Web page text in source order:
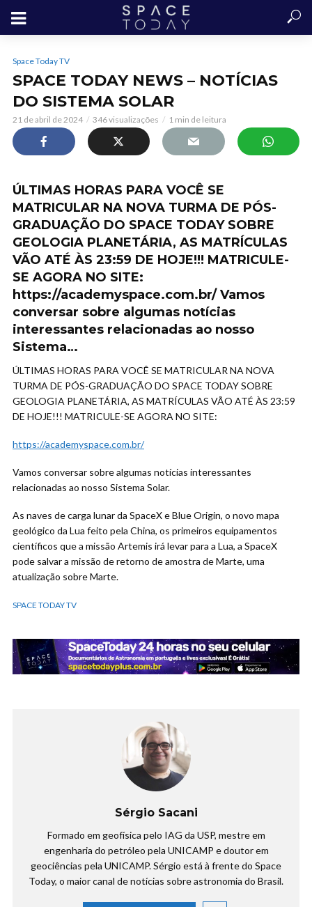
Space Today TV
SPACE TODAY NEWS – NOTÍCIAS
DO SISTEMA SOLAR
21 de abril de 2024 346 visualizações 1 min de leitura
ÚLTIMAS HORAS PARA VOCÊ SE
MATRICULAR NA NOVA TURMA DE PÓS-
GRADUAÇÃO DO SPACE TODAY SOBRE
GEOLOGIA PLANETÁRIA, AS MATRÍCULAS
VÃO ATÉ ÀS 23:59 DE HOJE!!! MATRICULE-
SE AGORA NO SITE:
https://academyspace.com.br/ Vamos
conversar sobre algumas notícias
interessantes relacionadas ao nosso
Sistema…
ÚLTIMAS HORAS PARA VOCÊ SE MATRICULAR NA NOVA
TURMA DE PÓS-GRADUAÇÃO DO SPACE TODAY SOBRE
GEOLOGIA PLANETÁRIA, AS MATRÍCULAS VÃO ATÉ ÀS 23:59
DE HOJE!!! MATRICULE-SE AGORA NO SITE:
https://academyspace.com.br/
Vamos conversar sobre algumas notícias interessantes
relacionadas ao nosso Sistema Solar.
As naves de carga lunar da SpaceX e Blue Origin, o novo mapa
geológico da Lua feito pela China, os primeiros equipamentos
científicos que a missão Artemis irá levar para a Lua, a SpaceX
pode salvar a missão de retorno de amostra de Marte, uma
atualização sobre Marte.
SPACE TODAY TV
Sérgio Sacani
Formado em geofísica pelo IAG da USP, mestre em
engenharia do petróleo pela UNICAMP e doutor em
geociências pela UNICAMP. Sérgio está à frente do Space
Today, o maior canal de notícias sobre astronomia do Brasil.